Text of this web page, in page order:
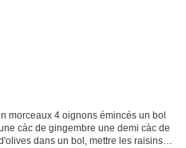
morceaux 4 oignons émincés un bol
càc de gingembre une demi càc de
dans un bol, mettre les raisins